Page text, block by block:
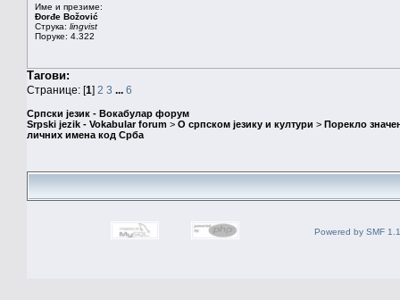
Име и презиме:
Đorđe Božović
Струка: lingvist
Поруке: 4.322
Тагови:
Странице: [1] 2 3 ... 6
Српски језик - Вокабулар форум
Srpski jezik - Vokabular forum > О српском језику и култури > Порекло
личних имена код Срба
Powered by SMF